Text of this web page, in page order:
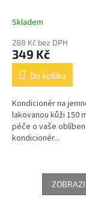
Skladem
288 Kč bez DPH
349 Kč
Do košíku
Kondicionér na
lakovanou kůži 150
péče o vaše
kondicionér...